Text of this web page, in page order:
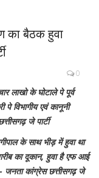
का बैठक हुवा
0
लाखो के घोटाले पे पूर्व
पे विभागीय एवं कानूनी
जे पार्टी
के साथ भीड़ में हुवा था
का दूकान, हुवा है एफ आई
जनता कांग्रेस छत्तीसगढ़ जे